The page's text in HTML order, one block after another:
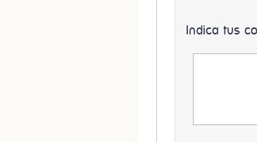
Indica tus